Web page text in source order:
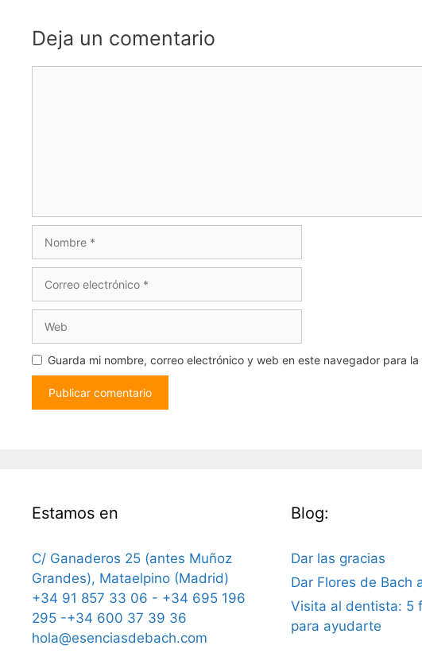
Deja un comentario
electrónico
Guarda mi nombre, correo electrónico y web en este navegador para
Estamos en
C/ Ganaderos 25 (antes Muñoz
Grandes), Mataelpino (Madrid)
+34 91 857 33 06 - +34 695 196
295 -+34 600 37 39 36
hola@esenciasdebach.com
Blog:
Dar las gracias
Dar Flores de Bach
Visita al dentista: 5
para ayudarte